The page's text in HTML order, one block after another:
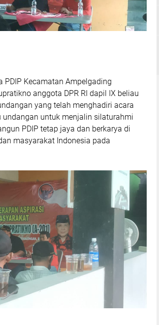
PDIP Kecamatan Ampelgading
anggota DPR RI dapil IX beliau
yang telah menghadiri acara
untuk menjalin silaturahmi
PDIP tetap jaya dan berkarya di
masyarakat Indonesia pada